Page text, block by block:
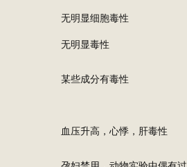
无明显细胞毒性
无明显毒性
某些成分有毒性
血压升高，心悸，肝毒性